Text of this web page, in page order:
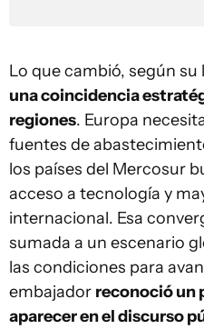
Lo que cambió, según su
una coincidencia
regiones. Europa
fuentes de
los países del Mercosur
acceso a tecnología y
internacional. Esa
sumada a un escenario
las condiciones para
embajador reconoció un
aparecer en el discurso